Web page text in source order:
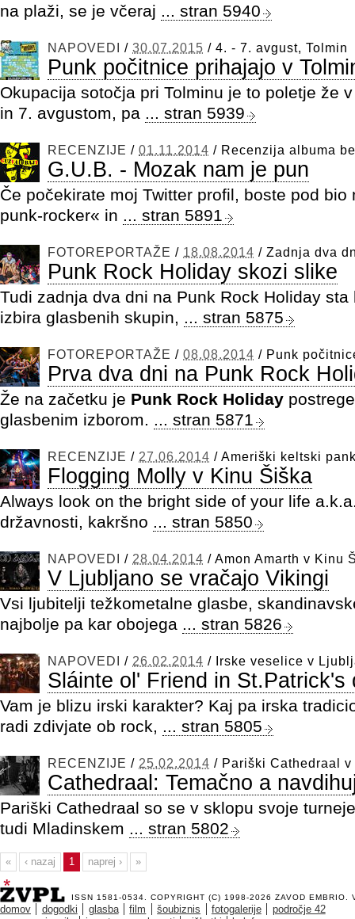
na plaži, se je včeraj ... stran 5940
NAPOVEDI / 30.07.2015 / 4. - 7. avgust, Tolmin
Punk počitnice prihajajo v
Okupacija sotočja pri Tolminu je to poletje že
in 7. avgustom, pa ... stran 5939
RECENZIJE / 01.11.2014 / Recenzija albuma
G.U.B. - Mozak nam je pun
Če počekirate moj Twitter profil, boste pod bio
punk-rocker« in ... stran 5891
FOTOREPORTAŽE / 18.08.2014 / Zadnja dva
Punk Rock Holiday skozi slike
Tudi zadnja dva dni na Punk Rock Holiday
izbira glasbenih skupin, ... stran 5875
FOTOREPORTAŽE / 08.08.2014 / Punk
Prva dva dni na Punk Rock
Že na začetku je Punk Rock Holiday
glasbenim izborom. ... stran 5871
RECENZIJE / 27.06.2014 / Ameriški keltski
Flogging Molly v Kinu Šiška
Always look on the bright side of your life
državnosti, kakršno ... stran 5850
NAPOVEDI / 28.04.2014 / Amon Amarth v Kinu
V Ljubljano se vračajo Vikingi
Vsi ljubitelji težkometalne glasbe,
najbolje pa kar obojega ... stran 5826
NAPOVEDI / 26.02.2014 / Irske veselice v
Sláinte ol' Friend in St.Patrick's
Vam je blizu irski karakter? Kaj pa irska
radi zdivjate ob rock, ... stran 5805
RECENZIJE / 25.02.2014 / Pariški Cathedraal
Cathedraal: Temačno a
Pariški Cathedraal so se v sklopu svoje
tudi Mladinskem ... stran 5802
« ‹ nazaj 1 naprej › »
ISSN 1581-0534. COPYRIGHT (C) 1998-2026 ZAVOD EMBRIO .
domov dogodki glasba film šoubiznis fotogalerije
področje 42